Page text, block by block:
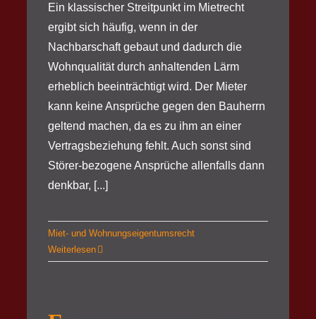
Ein klassischer Streitpunkt im Mietrecht
ergibt sich häufig, wenn in der
Nachbarschaft gebaut und dadurch die
Wohnqualität durch anhaltenden Lärm
erheblich beeinträchtigt wird. Der Mieter
kann keine Ansprüche gegen den Bauherrn
geltend machen, da es zu ihm an einer
Vertragsbeziehung fehlt. Auch sonst sind
Störer-bezogene Ansprüche allenfalls dann
denkbar, [...]
Miet- und Wohnungseigentumsrecht
Weiterlesen